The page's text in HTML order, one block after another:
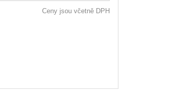
Ceny jsou včetně DPH